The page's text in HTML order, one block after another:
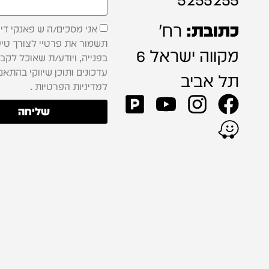
כתובת: רח'
מקווה ישראל 6
תל אביב
אני מסכים/ה ש פאנקי
תשמור את פרטיי לצורך
בפנייה, ויודע/ת שאוכל
עדכונים ותוכן שיווקי
למדיניות הפרטיות .
שליחה